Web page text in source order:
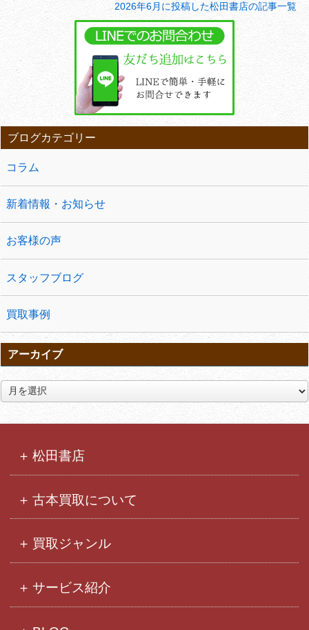
2026年6月に投稿した松田書店の記事一覧
ブログカテゴリー
コラム
新着情報・お知らせ
お客様の声
スタッフブログ
買取事例
アーカイブ
ア
ー
松田書店
古本買取について
買取ジャンル
サービス紹介